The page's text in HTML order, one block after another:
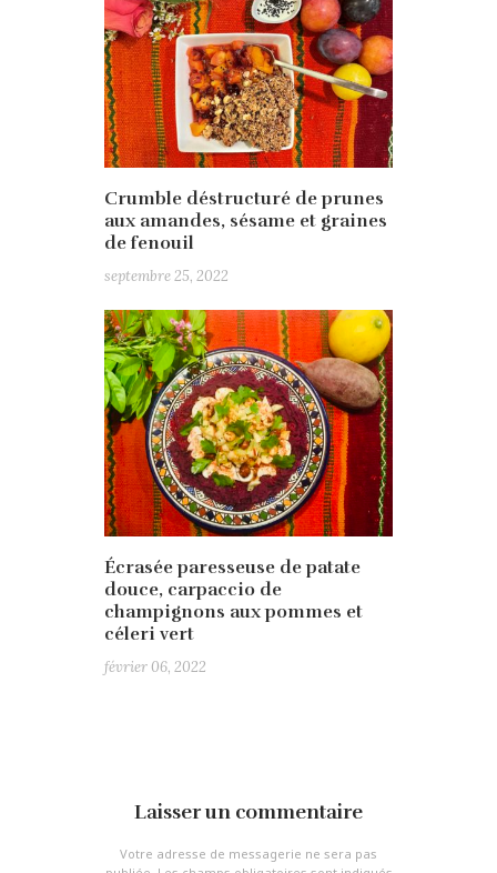
Crumble déstructuré de prunes
aux amandes, sésame et graines
de fenouil
septembre 25, 2022
Écrasée paresseuse de patate
douce, carpaccio de
champignons aux pommes et
céleri vert
février 06, 2022
Laisser un commentaire
Votre adresse de messagerie ne sera pas